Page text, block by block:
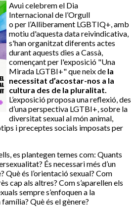
Avui celebrem el Dia
Internacionalde l’Orgull
oper l’Alliberament LGBTIQ+, amb
motiu d'aquesta data reivindicativa,
s'han organitzat diferents actes
durant aquests dies a Cassà,
començant per l'exposició "Una
Mirada LGTBI+" que neix de la
necessitat d’acostar-nos a la
cultura des de la pluralitat.
L’exposició proposa una reflexió, des
d’una perspectiva LGTBI+, sobre la
diversitat sexual al món animal,
i preceptes socials imposats per
es plantegen temes com: Quants
És necessari més d’un
Què és l’orientació sexual? Com
cap als altres? Com s’aparellen els
sempre s’enfoquen a la
Què és el gènere?